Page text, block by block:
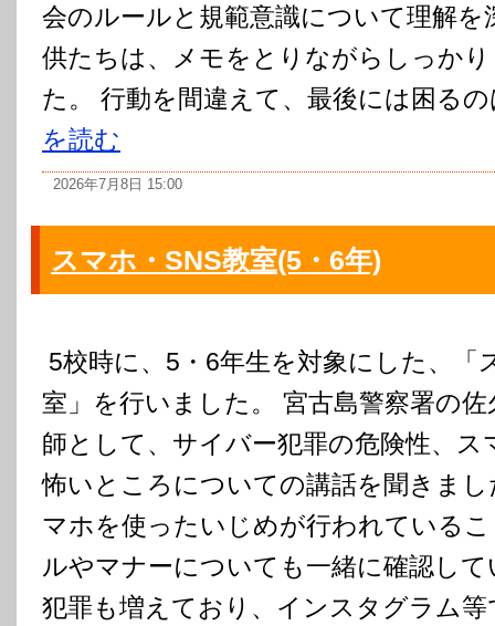
会のルールと規範意識について理解
供たちは、メモをとりながらしっか
た。 行動を間違えて、最後には困る
を読む
2026年7月8日 15:00
スマホ・SNS教室(5・6年)
5校時に、5・6年生を対象にした、「
室」を行いました。 宮古島警察署の
師として、サイバー犯罪の危険性、ス
怖いところについての講話を聞きま
マホを使ったいじめが行われている
ルやマナーについても一緒に確認し
犯罪も増えており、インスタグラム等